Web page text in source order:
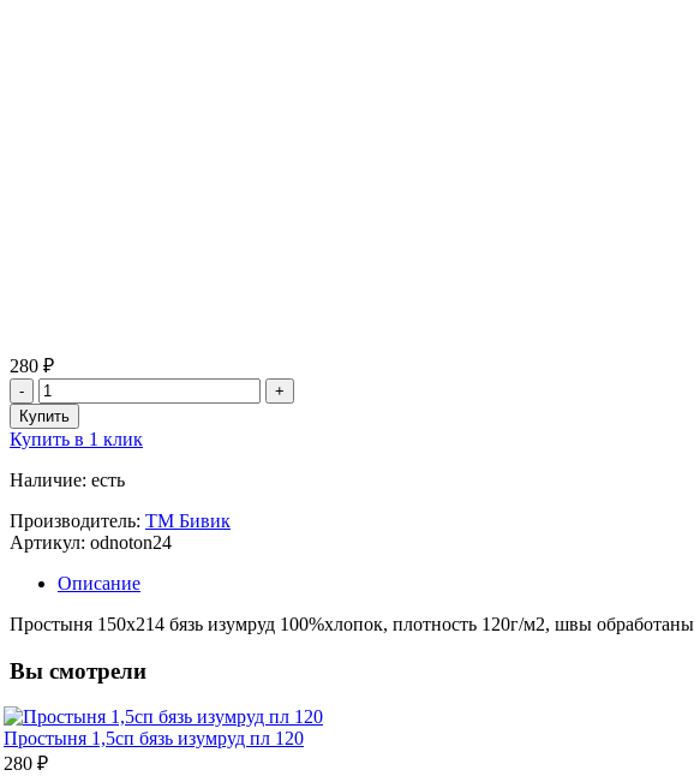
280 ₽
Купить в 1 клик
Наличие: есть
Производитель: ТМ Бивик
Артикул: odnoton24
Описание
Простыня 150х214 бязь изумруд 100%хлопок, плотность 120г/м2, швы
Вы смотрели
Простыня 1,5сп бязь изумруд пл 120
280 ₽